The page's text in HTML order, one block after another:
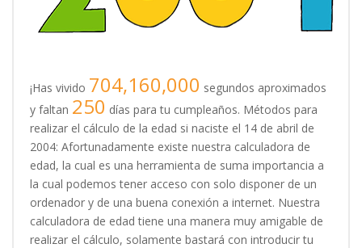
¡Has vivido 704,160,000 segundos aproximados
y faltan 250 días para tu cumpleaños. Métodos para
realizar el cálculo de la edad si naciste el 14 de abril de
2004: Afortunadamente existe nuestra calculadora de
edad, la cual es una herramienta de suma importancia a
la cual podemos tener acceso con solo disponer de un
ordenador y de una buena conexión a internet. Nuestra
calculadora de edad tiene una manera muy amigable de
realizar el cálculo, solamente bastará con introducir tu